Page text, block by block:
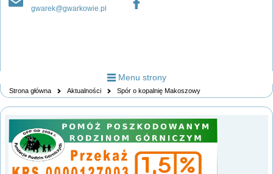
gwarek@gwarkowie.pl
Menu strony
Strona główna Aktualności Spór o kopalnię Makoszowy